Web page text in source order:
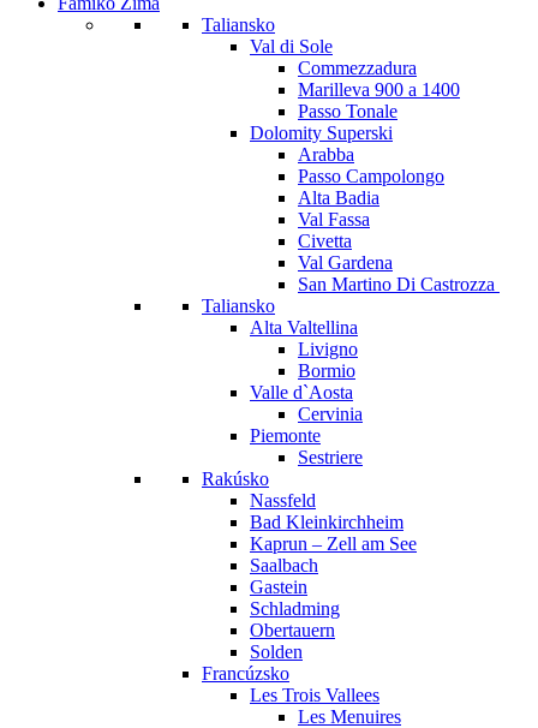
Taliansko
Val di Sole
Commezzadura
Marilleva 900 a 1400
Passo Tonale
Dolomity Superski
Arabba
Passo Campolongo
Alta Badia
Val Fassa
Civetta
Val Gardena
San Martino Di Castrozza
Taliansko
Alta Valtellina
Livigno
Bormio
Valle d`Aosta
Cervinia
Piemonte
Sestriere
Rakúsko
Nassfeld
Bad Kleinkirchheim
Kaprun – Zell am See
Saalbach
Gastein
Schladming
Obertauern
Solden
Francúzsko
Les Trois Vallees
Les Menuires